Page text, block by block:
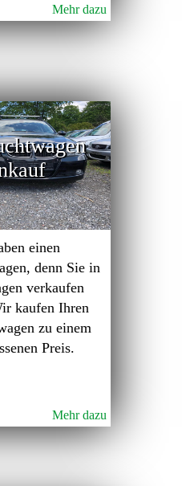
Mehr dazu
einen
denn Sie in
verkaufen
kaufen Ihren
zu einem
Preis.
Mehr dazu